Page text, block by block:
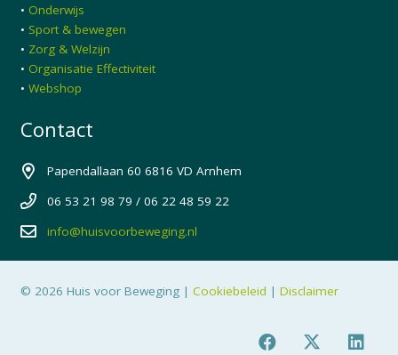
• Onderwijs
• Sport & bewegen
• Zorg & Welzijn
• Organisatie Effectiviteit
• Webshop
Contact
Papendallaan 60 6816 VD Arnhem
06 53 21 98 79 / 06 22 48 59 22
info@huisvoorbeweging.nl
© 2026 Huis voor Beweging | Cookiebeleid | Disclaimer